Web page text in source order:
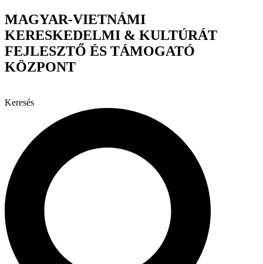
Ugrás
a
tartalomhoz
MAGYAR-VIETNÁMI
KERESKEDELMI & KULTÚRÁT
FEJLESZTŐ ÉS TÁMOGATÓ
KÖZPONT
Keresés